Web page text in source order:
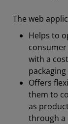
The web
Helps to
with a
Offers
them to
as
through a